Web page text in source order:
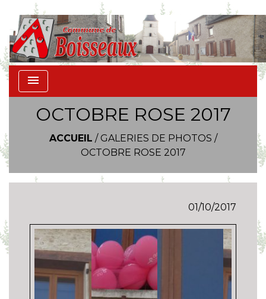
menu
OCTOBRE ROSE 2017
ACCUEIL / GALERIES DE PHOTOS /
OCTOBRE ROSE 2017
01/10/2017